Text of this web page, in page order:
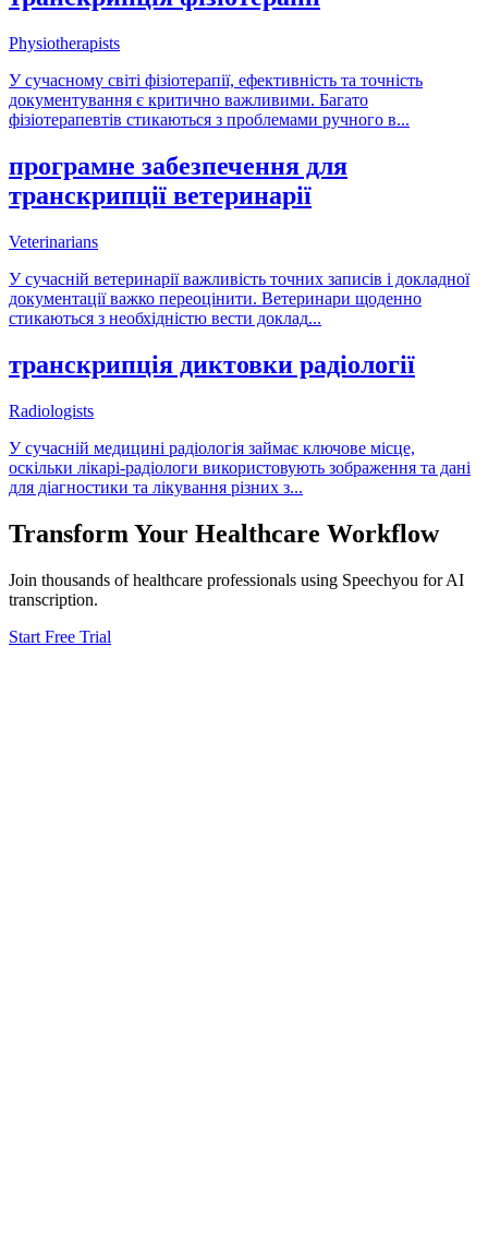
Physiotherapists
У сучасному світі фізіотерапії, ефективність та точність
документування є критично важливими. Багато
фізіотерапевтів стикаються з проблемами ручного в...
програмне забезпечення для
транскрипції ветеринарії
Veterinarians
У сучасній ветеринарії важливість точних записів і докладної
документації важко переоцінити. Ветеринари щоденно
стикаються з необхідністю вести доклад...
транскрипція диктовки радіології
Radiologists
У сучасній медицині радіологія займає ключове місце,
оскільки лікарі-радіологи використовують зображення та дані
для діагностики та лікування різних з...
Transform Your Healthcare Workflow
Join thousands ofhealthcare professionals using Speechyou for AI
transcription.
Start Free Trial